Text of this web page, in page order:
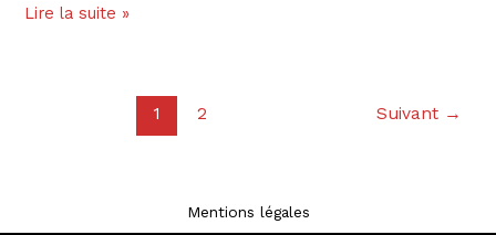
Lire la suite »
1 2 Suivant →
Mentions légales